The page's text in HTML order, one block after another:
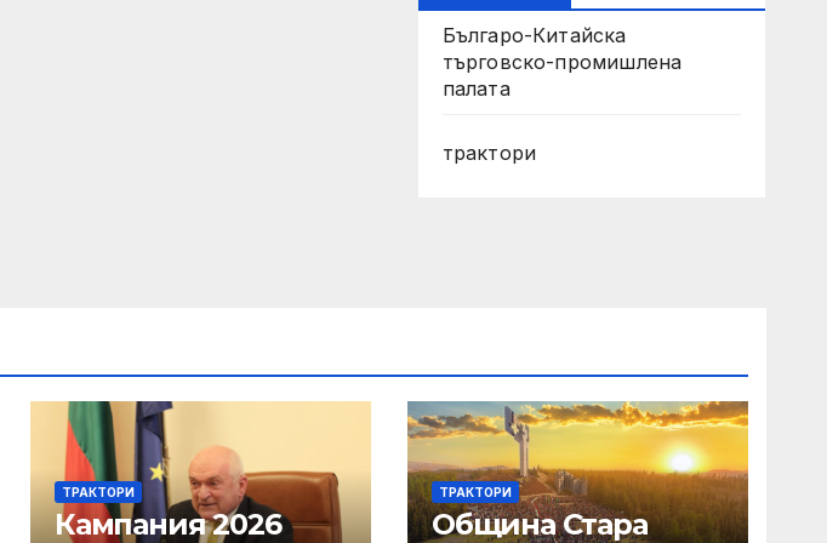
Българо-Китайска
търговско-промишлена
палата
трактори
ТРАКТОРИ
Кампания 2026
ТРАКТОРИ
Община Стара